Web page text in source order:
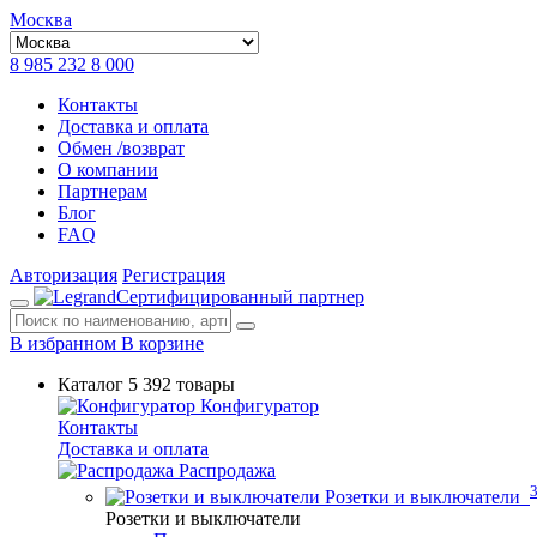
Москва
8 985 232 8 000
Контакты
Доставка и оплата
Обмен /возврат
О компании
Партнерам
Блог
FAQ
Авторизация Регистрация
Сертифицированный партнер
В избранном В корзине
Каталог 5 392 товары
Конфигуратор
Контакты
Доставка и оплата
Распродажа
Розетки и выключатели
Розетки и выключатели